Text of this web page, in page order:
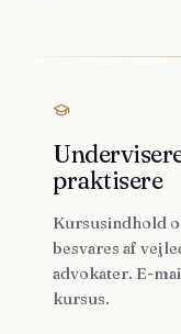
praktisere
Kursusindhold
besvares af
advokater. E-
kursus.